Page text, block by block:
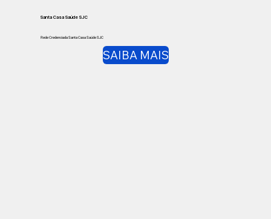
Santa Casa Saúde SJC
Rede Credenciada Santa Casa Saúde SJC
SAIBA MAIS